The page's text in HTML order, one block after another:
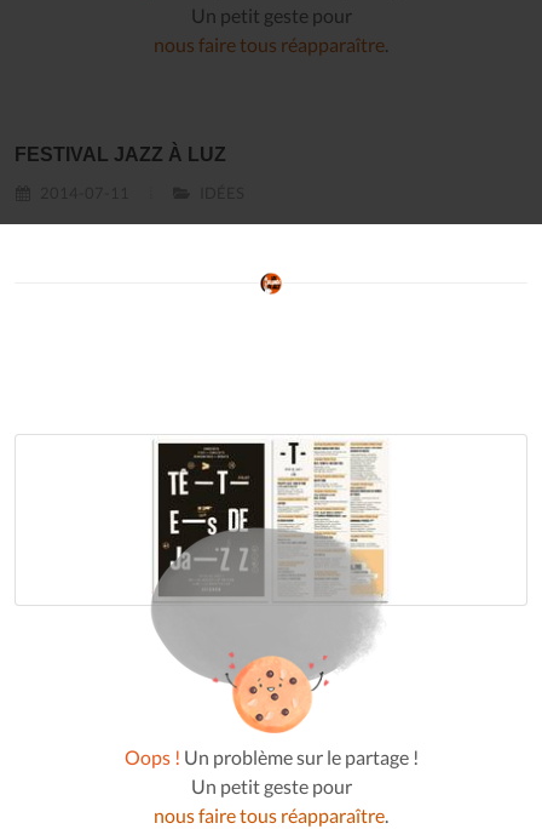
Un petit geste pour
nous faire tous réapparaître.
FESTIVAL JAZZ À LUZ
Oops ! Un problème sur le partage !
Un petit geste pour
nous faire tous réapparaître.